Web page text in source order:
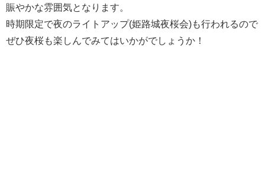
賑やかな雰囲気となります。
時期限定で夜のライトアップ(姫路城夜桜会)も行われるので
ぜひ夜桜も楽しんでみてはいかがでしょうか！